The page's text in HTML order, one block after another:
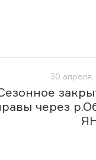
30 апреля,
через